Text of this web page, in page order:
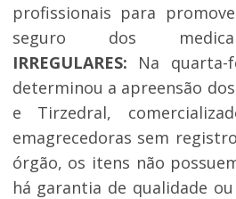
profissionais para
seguro dos
IRREGULARES: Na quarta-
determinou a apreensão
e Tirzedral,
emagrecedoras sem
órgão, os itens não
há garantia de qualidade